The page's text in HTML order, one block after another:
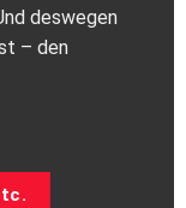
deswegen
– den